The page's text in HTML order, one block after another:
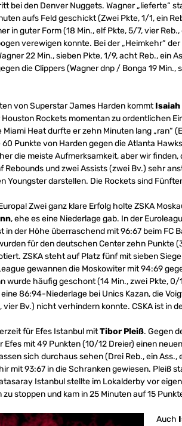
bei den Denver Nuggets. Wagner „lieferte“
aufs Feld geschickt (Zwei Pkte, 1/1, ein
in guter Form (18 Min., elf Pkte, 5/7, vier
verewigen konnte. Bei der „Heimkehr“
22 Min., sieben Pkte, 1/9, acht Reb., ein
die Clippers (Wagner dnp / Bonga 19
von Superstar James Harden kommt
Houston Rockets momentan zu ordentlichen
Miami Heat durfte er zehn Minuten lang „ran“
60 Punkte von Harden gegen die Atlanta
die meiste Aufmerksamkeit, aber wir
Rebounds und zwei Assists (zwei Bv.) sehr
Youngster darstellen. Die Rockets sind
Zwei ganz klare Erfolg holte ZSKA
, ehe es eine Niederlage gab. In der
in der Höhe überraschend mit 96:67 beim FC
für den deutschen Center zehn Punkte
ZSKA steht auf Platz fünf mit sieben
gewannen die Moskowiter mit 94:69
wurde häufig geschont (14 Min., zwei Pkte, 0/
86:94-Niederlage bei Unics Kazan, die
vier Bv.) nicht verhindern konnte. CSKA ist in
für Efes Istanbul mitTibor Pleiß. Gegen
Efes mit 49 Punkten (10/12 Dreier) einen
sich durchaus sehen (Drei Reb., ein
mit 93:67 in die Schranken gewiesen. Pleiß
Istanbul stellte im Lokalderby vor
zu stoppen und kam in 25 Minuten auf 15
Auch